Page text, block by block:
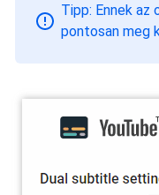
Tipp: Ennek
pontosan meg